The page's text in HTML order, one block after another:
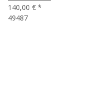
140,00 € *
49487